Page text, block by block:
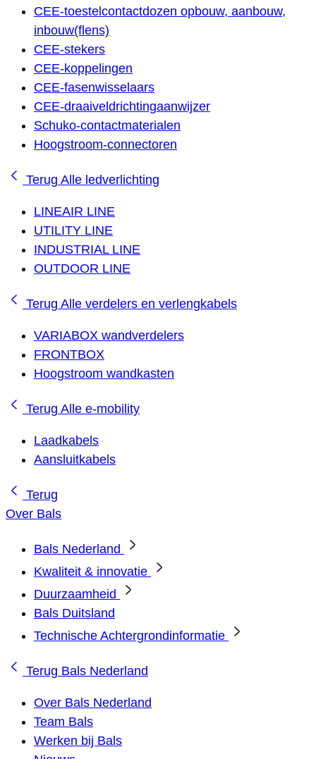
CEE-toestelcontactdozen opbouw, aanbouw,
inbouw(flens)
CEE-stekers
CEE-koppelingen
CEE-fasenwisselaars
CEE-draaiveldrichtingaanwijzer
Schuko-contactmaterialen
Hoogstroom-connectoren
Terug Alle ledverlichting
LINEAIR LINE
UTILITY LINE
INDUSTRIAL LINE
OUTDOOR LINE
Terug Alle verdelers en verlengkabels
VARIABOX wandverdelers
FRONTBOX
Hoogstroom wandkasten
Terug Alle e-mobility
Laadkabels
Aansluitkabels
Terug
Over Bals
Bals Nederland
Kwaliteit & innovatie
Duurzaamheid
Bals Duitsland
Technische Achtergrondinformatie
Terug Bals Nederland
Over Bals Nederland
Team Bals
Werken bij Bals